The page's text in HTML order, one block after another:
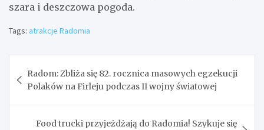
szara i deszczowa pogoda.
Tags: atrakcje Radomia
wpisu
Radom: Zbliża się 82. rocznica masowych egzekucji
Polaków na Firleju podczas II wojny światowej
Food trucki przyjeżdżają do Radomia! Szykuje się